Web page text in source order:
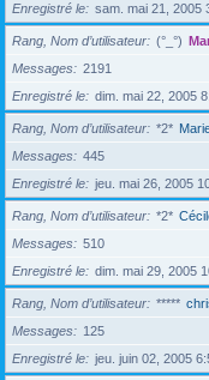
Enregistré le
sam. mai 21, 2005
Rang, Nom d’utilisateur (°_°)
Messages
2191
Enregistré le
dim. mai 22, 2005
Rang, Nom d’utilisateur *2*
Messages
445
Enregistré le
jeu. mai 26, 2005
Rang, Nom d’utilisateur *2*
Messages
510
Enregistré le
dim. mai 29, 2005
Rang, Nom d’utilisateur *****
Messages
125
Enregistré le
jeu. juin 02, 2005